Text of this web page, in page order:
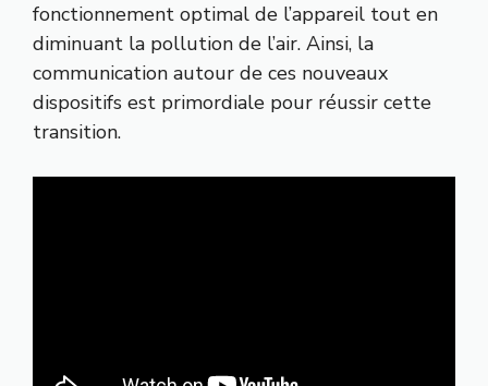
fonctionnement optimal de l’appareil tout en
diminuant la pollution de l’air. Ainsi, la
communication autour de ces nouveaux
dispositifs est primordiale pour réussir cette
transition.